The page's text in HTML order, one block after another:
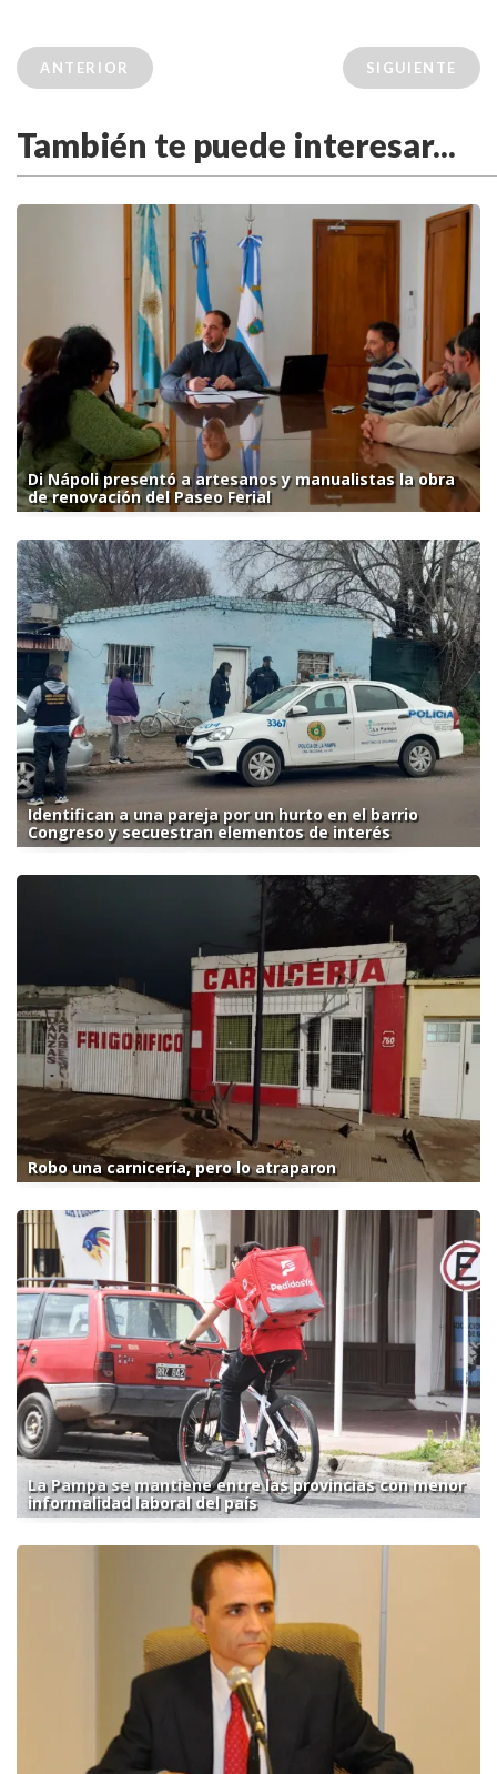
ANTERIOR SIGUIENTE
También te puede interesar...
Di Nápoli presentó a artesanos y manualistas la obra
de renovación del Paseo Ferial
Identifican a una pareja por un hurto en el barrio
Congreso y secuestran elementos de interés
Robo una carnicería, pero lo atraparon
La Pampa se mantiene entre las provincias con menor
informalidad laboral del país